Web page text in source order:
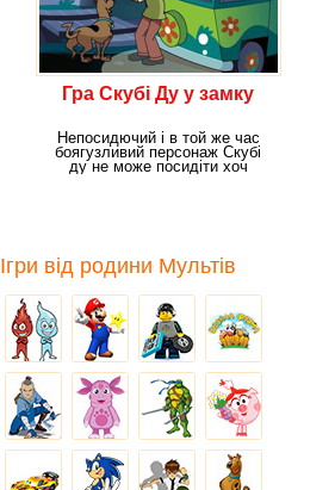
Гра Скубі Ду у замку
Непосидючий і в той же час
боягузливий персонаж Скубі
ду не може посидіти хоч
Ігри від родини Мультів